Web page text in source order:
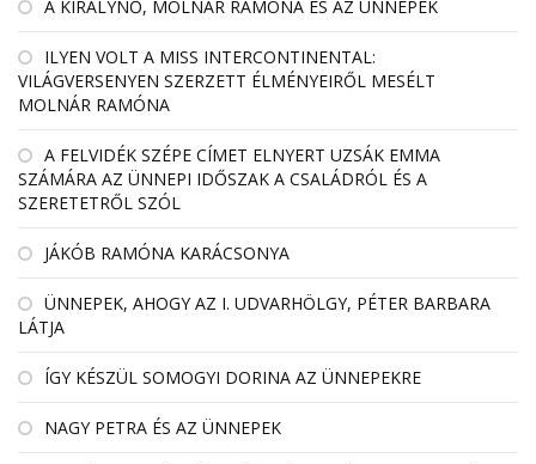
A KIRÁLYNŐ, MOLNÁR RAMÓNA ÉS AZ ÜNNEPEK
ILYEN VOLT A MISS INTERCONTINENTAL:
VILÁGVERSENYEN SZERZETT ÉLMÉNYEIRŐL MESÉLT
MOLNÁR RAMÓNA
A FELVIDÉK SZÉPE CÍMET ELNYERT UZSÁK EMMA
SZÁMÁRA AZ ÜNNEPI IDŐSZAK A CSALÁDRÓL ÉS A
SZERETETRŐL SZÓL
JÁKÓB RAMÓNA KARÁCSONYA
ÜNNEPEK, AHOGY AZ I. UDVARHÖLGY, PÉTER BARBARA
LÁTJA
ÍGY KÉSZÜL SOMOGYI DORINA AZ ÜNNEPEKRE
NAGY PETRA ÉS AZ ÜNNEPEK